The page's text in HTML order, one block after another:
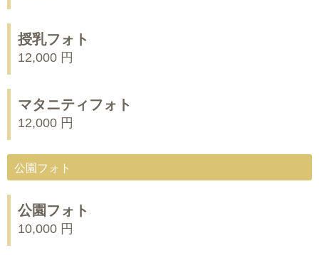
授乳フォト
12,000 円
マタニティフォト
12,000 円
公園フォト
公園フォト
10,000 円